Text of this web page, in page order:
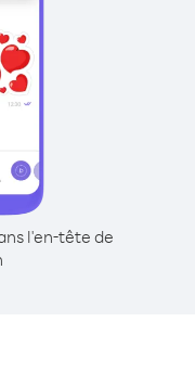
l'en-tête de